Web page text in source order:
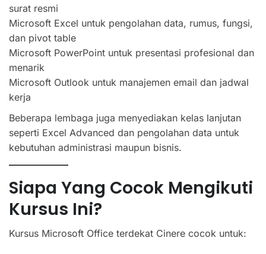
surat resmi
Microsoft Excel untuk pengolahan data, rumus, fungsi,
dan pivot table
Microsoft PowerPoint untuk presentasi profesional dan
menarik
Microsoft Outlook untuk manajemen email dan jadwal
kerja
Beberapa lembaga juga menyediakan kelas lanjutan
seperti Excel Advanced dan pengolahan data untuk
kebutuhan administrasi maupun bisnis.
Siapa Yang Cocok Mengikuti
Kursus Ini?
Kursus Microsoft Office terdekat Cinere cocok untuk: